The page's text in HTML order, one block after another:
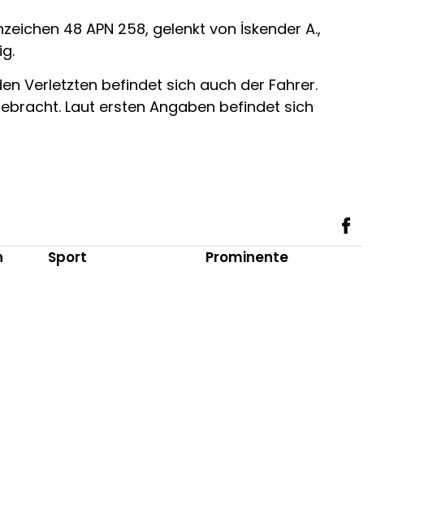
48 APN 258, gelenkt von İskender A.,
Verletzten befindet sich auch der Fahrer.
Laut ersten Angaben befindet sich
Sport Prominente